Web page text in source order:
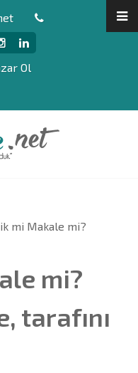
Ol
mi Makale mi?
mi?
tarafını